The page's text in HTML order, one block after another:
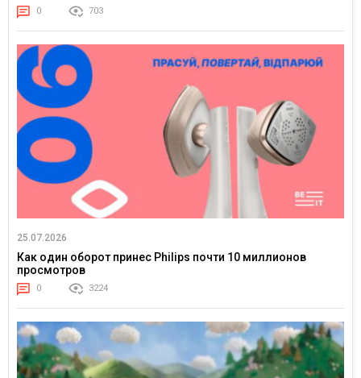
0 703
25.07.2026
Как один оборот принес Philips почти 10 миллионов
просмотров
0 3224